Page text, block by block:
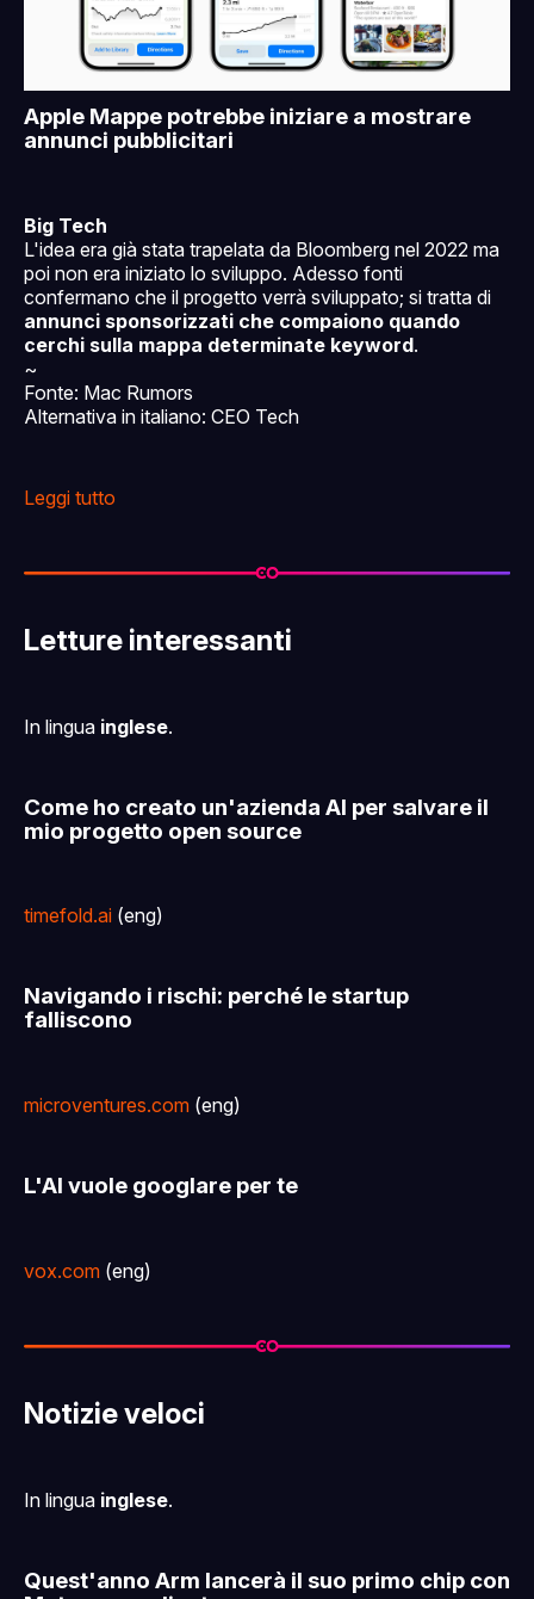
Apple Mappe potrebbe iniziare a mostrare
annunci pubblicitari
Big Tech
L'idea era già stata trapelata da Bloomberg nel 2022 ma
poi non era iniziato lo sviluppo. Adesso fonti
confermano che il progetto verrà sviluppato; si tratta di
annunci sponsorizzati che compaiono quando
cerchi sulla mappa determinate keyword.
~
Fonte: Mac Rumors
Alternativa in italiano: CEO Tech
Leggi tutto
Letture interessanti
In lingua inglese.
Come ho creato un'azienda AI per salvare il
mio progetto open source
timefold.ai (eng)
Navigando i rischi: perché le startup
falliscono
microventures.com (eng)
L'AI vuole googlare per te
vox.com (eng)
Notizie veloci
In lingua inglese.
Quest'anno Arm lancerà il suo primo chip con